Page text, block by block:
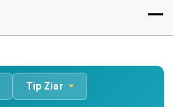
Tip Ziar